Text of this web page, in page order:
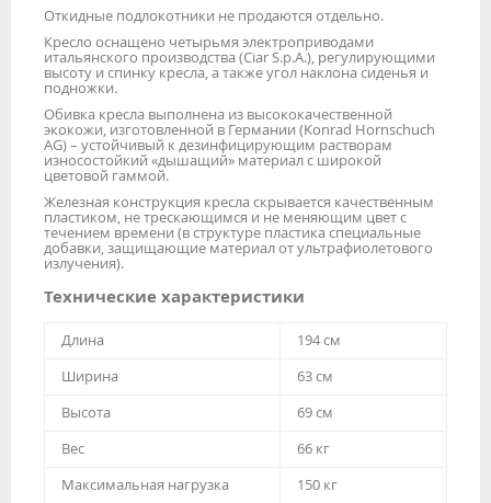
Откидные подлокотники не продаются отдельно.
Кресло оснащено четырьмя электроприводами
итальянского производства (Ciar S.p.A.), регулирующими
высоту и спинку кресла, а также угол наклона сиденья и
подножки.
Обивка кресла выполнена из высококачественной
экокожи, изготовленной в Германии (Konrad Hornschuch
AG) – устойчивый к дезинфицирующим растворам
износостойкий «дышащий» материал с широкой
цветовой гаммой.
Железная конструкция кресла скрывается качественным
пластиком, не трескающимся и не меняющим цвет с
течением времени (в структуре пластика специальные
добавки, защищающие материал от ультрафиолетового
излучения).
Технические характеристики
Длина
194 см
Ширина
63 см
Высота
69 см
Вес
66 кг
Максимальная нагрузка
150 кг